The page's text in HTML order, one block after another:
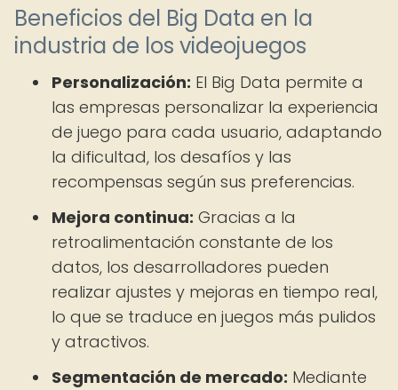
Beneficios del Big Data en la
industria de los videojuegos
Personalización: El Big Data permite a
las empresas personalizar la experiencia
de juego para cada usuario, adaptando
la dificultad, los desafíos y las
recompensas según sus preferencias.
Mejora continua: Gracias a la
retroalimentación constante de los
datos, los desarrolladores pueden
realizar ajustes y mejoras en tiempo real,
lo que se traduce en juegos más pulidos
y atractivos.
Segmentación de mercado: Mediante